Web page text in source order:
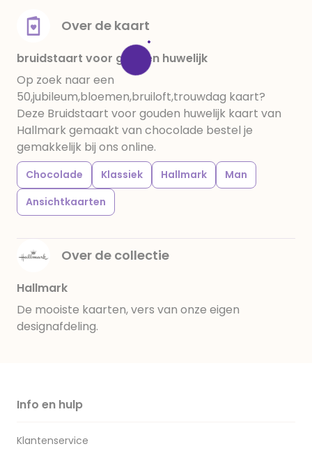
voedingszuur: citroenzuur E 330, verdikkingsmiddel
E415, water, bevochtigingsmiddel E422, emulgator:
E433, kleurstoffen: E102, E110, E122: kan de activiteit en
concentratie van kinderen negatief beïnvloeden,
E133, E151. Chocolade bevat ten minste 34%
cacaobestanddelen. Kan sporen van gluten
bevatten. Koel en droog bewaren.
Over de kaart
bruidstaart voor gouden huwelijk
Op zoek naar een
50,jubileum,bloemen,bruiloft,trouwdag kaart?
Deze Bruidstaart voor gouden huwelijk kaart van
Hallmark gemaakt van chocolade bestel je
gemakkelijk bij ons online.
Chocolade Klassiek Hallmark
Man
Ansichtkaarten
Over de collectie
Hallmark
De mooiste kaarten, vers van onze eigen
designafdeling.
Info en hulp
Klantenservice